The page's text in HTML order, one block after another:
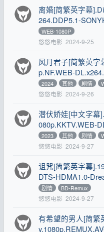
离婚[简繁英字幕
264.DDP5.1-
WEB-1080P
悠悠电影 2024-9-25
风月君子[简繁英字
p.NF.WEB-
2024 其他 剧情
悠悠电影 2024-9-26
潜伏娇娃[中文字幕
080p.KKTV.WEB-
2023 其他 剧情
悠悠电影 2024-9-27
诅咒[简繁英字幕
DTS-HDMA1.0-
剧情
BD-Remux
悠悠电影 2024-9-27
有希望的男人[简繁